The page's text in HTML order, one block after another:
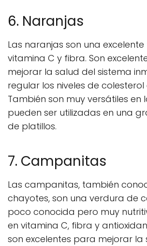
6. Naranjas
Las naranjas son una
vitamina C y fibra. Son
mejorar la salud del sistema
regular los niveles de colesterol
También son muy versátiles en
pueden ser utilizadas en una
de platillos.
7. Campanitas
Las campanitas, también
chayotes, son una verdura de
poco conocida pero muy
en vitamina C, fibra y
son excelentes para mejorar la